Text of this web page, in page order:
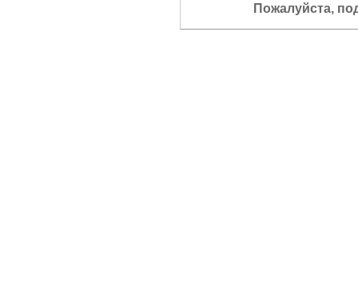
Пожалуйста,